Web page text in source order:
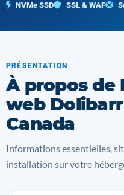
NVMe SSD SSL & WAF
PRÉSENTATION
À propos de
web
Canada
Informations essentielles,
installation sur votre